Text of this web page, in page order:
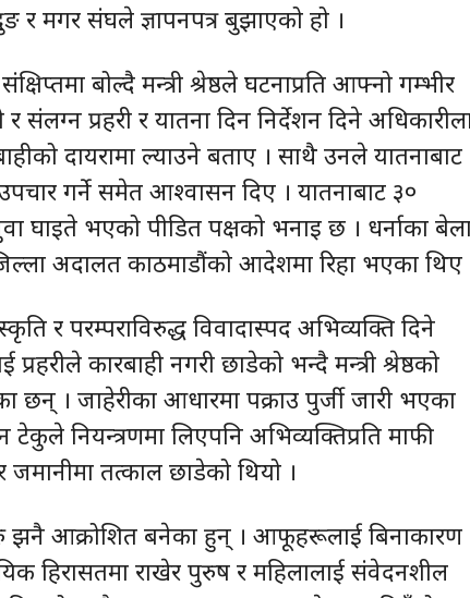
र मगर संघले ज्ञापनपत्र बुझाएको हो ।
बोल्दै मन्त्री श्रेष्ठले घटनाप्रति आफ्नो गम्भीर
संलग्न प्रहरी र यातना दिन निर्देशन दिने
दायरामा ल्याउने बताए । साथै उनले यातनाबाट
गर्ने समेत आश्वासन दिए । यातनाबाट ३०
घाइते भएको पीडित पक्षको भनाइ छ । धर्नाका
अदालत काठमाडौंको आदेशमा रिहा भएका थिए
र परम्पराविरुद्ध विवादास्पद अभिव्यक्ति दिने
कारबाही नगरी छाडेको भन्दै मन्त्री श्रेष्ठको
छन् । जाहेरीका आधारमा पक्राउ पुर्जी जारी भएका
टेकुले नियन्त्रणमा लिएपनि अभिव्यक्तिप्रति माफी
जमानीमा तत्काल छाडेको थियो ।
झनै आक्रोशित बनेका हुन् । आफूहरूलाई बिनाकारण
हिरासतमा राखेर पुरुष र महिलालाई संवेदनशील